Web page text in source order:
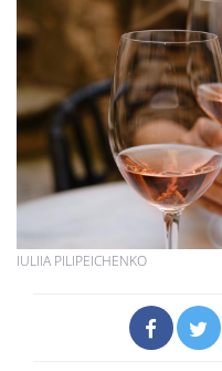
IULIIA PILIPEICHENKO